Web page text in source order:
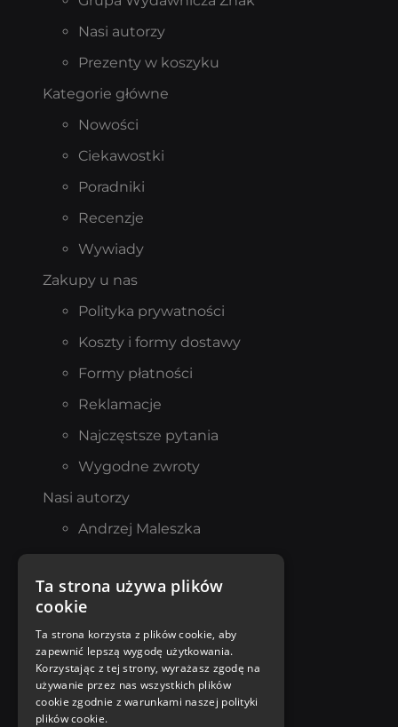
Nasi autorzy
Prezenty w koszyku
Kategorie główne
Nowości
Ciekawostki
Poradniki
Recenzje
Wywiady
Zakupy u nas
Polityka prywatności
Koszty i formy dostawy
Formy płatności
Reklamacje
Najczęstsze pytania
Wygodne zwroty
Nasi autorzy
Andrzej Maleszka
Mario Vargas Llosa
Norman Davies
Sylwia Czubkowska
Marek Krajewski
Ta strona używa plików
cookie
Ta strona korzysta z plików cookie, aby
zapewnić lepszą wygodę użytkowania.
Korzystając z tej strony, wyrażasz zgodę na
używanie przez nas wszystkich plików
cookie zgodnie z warunkami naszej polityki
plików cookie.